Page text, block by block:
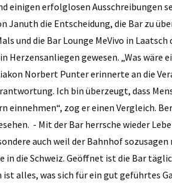
einigen erfolglosen Ausschreibungen
Januth die Entscheidung, die Bar zu
und die Bar Lounge MeVivo in
Herzensanliegen gewesen. „Was wäre
Norbert Punter erinnerte an die
Ich bin überzeugt, dass
einnehmen“, zog er einen Vergleich.
- Mit der Bar herrsche wieder
auch weil der Bahnhof
die Schweiz. Geöffnet ist die Bar
alles, was sich für ein gut geführtes